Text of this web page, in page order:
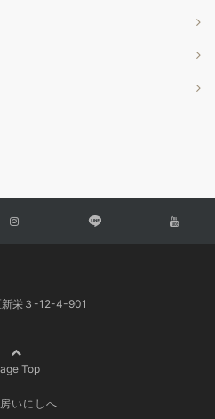
栄３-12-4-901
Top
いにしへ